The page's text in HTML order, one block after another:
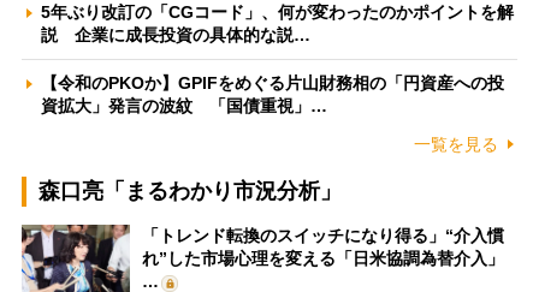
5年ぶり改訂の「CGコード」、何が変わったのかポイントを解
説 企業に成長投資の具体的な説…
【令和のPKOか】GPIFをめぐる片山財務相の「円資産への投
資拡大」発言の波紋 「国債重視」…
一覧を見る
森口亮「まるわかり市況分析」
「トレンド転換のスイッチになり得る」“介入慣
れ”した市場心理を変える「日米協調為替介入」
…